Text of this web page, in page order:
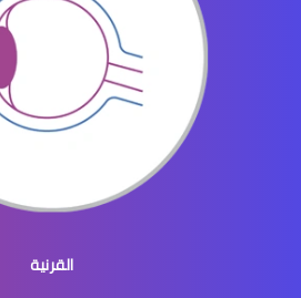
عيون الاطفال المنتفخه
عيون الاطفال المنغوليين
القرنية